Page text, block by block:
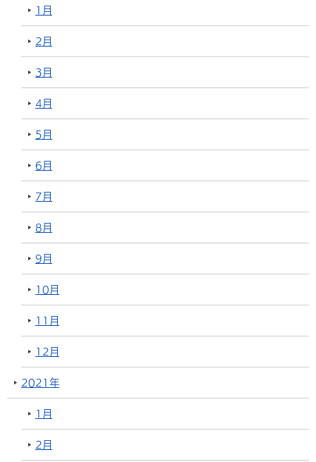
1月
2月
3月
4月
5月
6月
7月
8月
9月
10月
11月
12月
2021年
1月
2月